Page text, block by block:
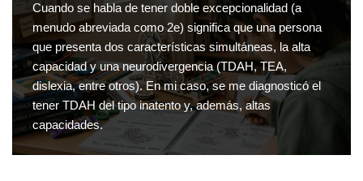
Cuando se habla de tener doble excepcionalidad (a
menudo abreviada como 2e) significa que una persona
que presenta dos características simultáneas, la alta
capacidad y una neurodivergencia (TDAH, TEA,
dislexia, entre otros). En mi caso, se me diagnosticó el
tener TDAH del tipo inatento y, además, altas
capacidades.